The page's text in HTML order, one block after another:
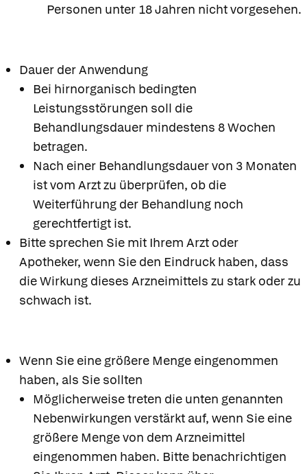
Personen unter 18 Jahren nicht vorgesehen.
Dauer der Anwendung
Bei hirnorganisch bedingten
Leistungsstörungen soll die
Behandlungsdauer mindestens 8 Wochen
betragen.
Nach einer Behandlungsdauer von 3 Monaten
ist vom Arzt zu überprüfen, ob die
Weiterführung der Behandlung noch
gerechtfertigt ist.
Bitte sprechen Sie mit Ihrem Arzt oder
Apotheker, wenn Sie den Eindruck haben, dass
die Wirkung dieses Arzneimittels zu stark oder zu
schwach ist.
Wenn Sie eine größere Menge eingenommen
haben, als Sie sollten
Möglicherweise treten die unten genannten
Nebenwirkungen verstärkt auf, wenn Sie eine
größere Menge von dem Arzneimittel
eingenommen haben. Bitte benachrichtigen